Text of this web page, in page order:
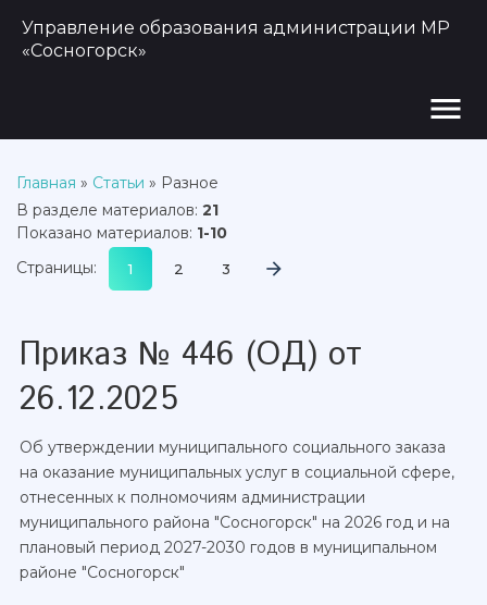
Управление образования администрации МР
«Сосногорск»
menu
Главная » Статьи » Разное
В разделе материалов: 21
Показано материалов: 1-10
Страницы: 1 2 3
Приказ № 446 (ОД) от
26.12.2025
Об утверждении муниципального социального заказа
на оказание муниципальных услуг в социальной сфере,
отнесенных к полномочиям администрации
муниципального района "Сосногорск" на 2026 год и на
плановый период 2027-2030 годов в муниципальном
районе "Сосногорск"